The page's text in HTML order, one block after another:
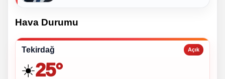
Hava Durumu
Tekirdağ Açık
☀️25°